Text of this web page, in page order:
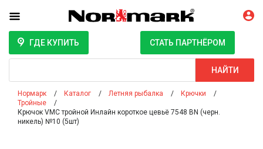
ГДЕ КУПИТЬ СТАТЬ ПАРТНЁРОМ
НАЙТИ
Нормарк Каталог Летняя рыбалка
Крючки
Тройные
Крючок VMC тройной Инлайн короткое цевьё 7548 BN (черн.
никель) №10 (5шт)